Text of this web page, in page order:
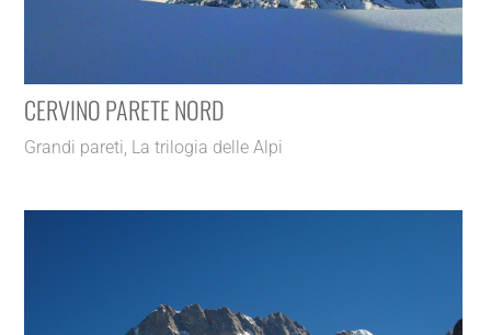
CERVINO PARETE NORD
Grandi pareti, La trilogia delle Alpi